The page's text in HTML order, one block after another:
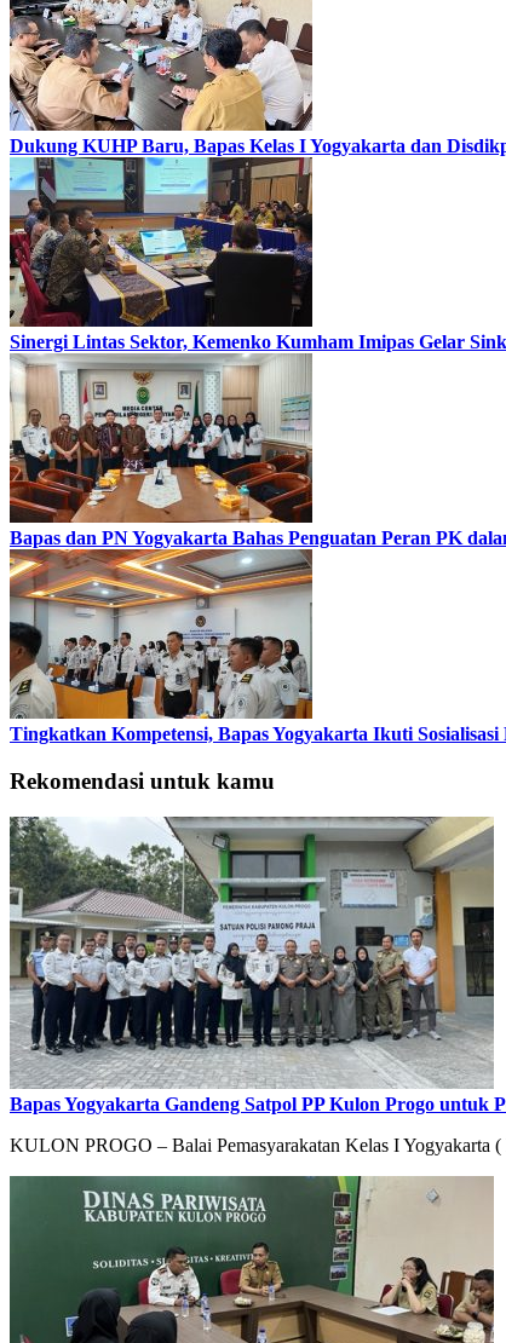
Dukung KUHP Baru, Bapas Kelas I Yogyakarta dan
Sinergi Lintas Sektor, Kemenko Kumham Imipas Gelar
Bapas dan PN Yogyakarta Bahas Penguatan Peran PK
Tingkatkan Kompetensi, Bapas Yogyakarta Ikuti
Rekomendasi untuk kamu
Bapas Yogyakarta Gandeng Satpol PP Kulon Progo untuk
KULON PROGO – Balai Pemasyarakatan Kelas I Yogyakarta